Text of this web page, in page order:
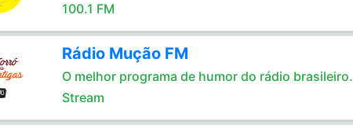
100.1 FM
Rádio Mução FM
O melhor programa de humor do rádio brasileiro.
Stream